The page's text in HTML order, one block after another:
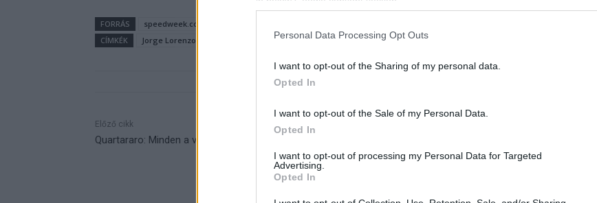
Personal Data Processing Opt Outs
I want to opt-out of the Sharing of my personal data.
Opted In
I want to opt-out of the Sale of my Personal Data.
Opted In
I want to opt-out of processing my Personal Data for Targeted
Advertising.
Opted In
FORRÁS
speedweek.com
CÍMKÉK
Jorge Lorenzo Phillip Island
Előző cikk
Quartararo: Minden a versenytempón múlik
szerezte meg a Moto3-as világbajnoki címet!